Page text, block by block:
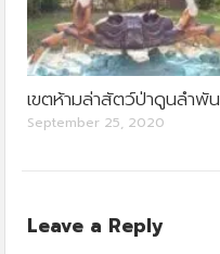
เขตห้ามล่าสัตว์ป่าดูนลำพัน
September 25, 2020
Leave a Reply